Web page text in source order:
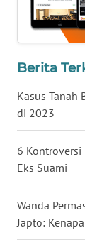
Berita
Kasus Tanah
di 2023
6 Kontroversi
Eks Suami
Wanda
Japto:
WN
KALTARA
KALSEL
KALTIM